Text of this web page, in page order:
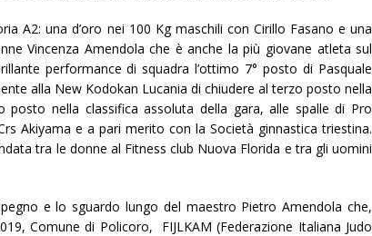
A2: una d’oro nei 100 Kg maschili con Cirillo Fasano e una
Vincenza Amendola che è anche la più giovane atleta sul
performance di squadra l’ottimo 7° posto di Pasquale
alla New Kodokan Lucania di chiudere al terzo posto nella
posto nella classifica assoluta della gara, alle spalle di Pro
Akiyama e a pari merito con la Società ginnastica triestina.
tra le donne al Fitness club Nuova Florida e tra gli uomini
e lo sguardo lungo del maestro Pietro Amendola che,
Comune di Policoro, FIJLKAM (Federazione Italiana Judo